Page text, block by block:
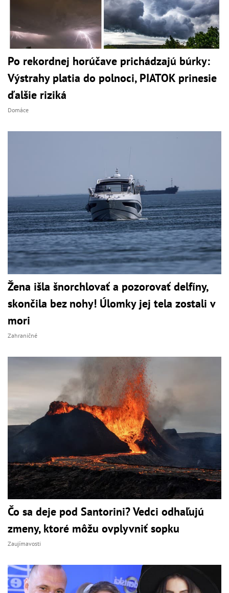
Po rekordnej horúčave prichádzajú búrky:
Výstrahy platia do polnoci, PIATOK prinesie
ďalšie riziká
Domáce
Žena išla šnorchlovať a pozorovať delfíny,
skončila bez nohy! Úlomky jej tela zostali v
mori
Zahraničné
Čo sa deje pod Santorini? Vedci odhaľujú
zmeny, ktoré môžu ovplyvniť sopku
Zaujímavosti